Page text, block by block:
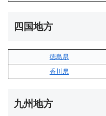
四国地方
徳島県
香川県
九州地方